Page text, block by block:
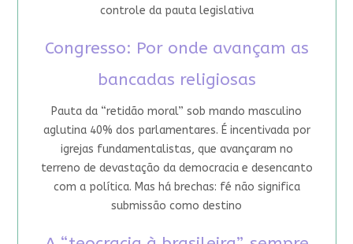
controle da pauta legislativa
Congresso: Por onde avançam as
bancadas religiosas
Pauta da “retidão moral” sob mando masculino
aglutina 40% dos parlamentares. É incentivada por
igrejas fundamentalistas, que avançaram no
terreno de devastação da democracia e desencanto
com a política. Mas há brechas: fé não significa
submissão como destino